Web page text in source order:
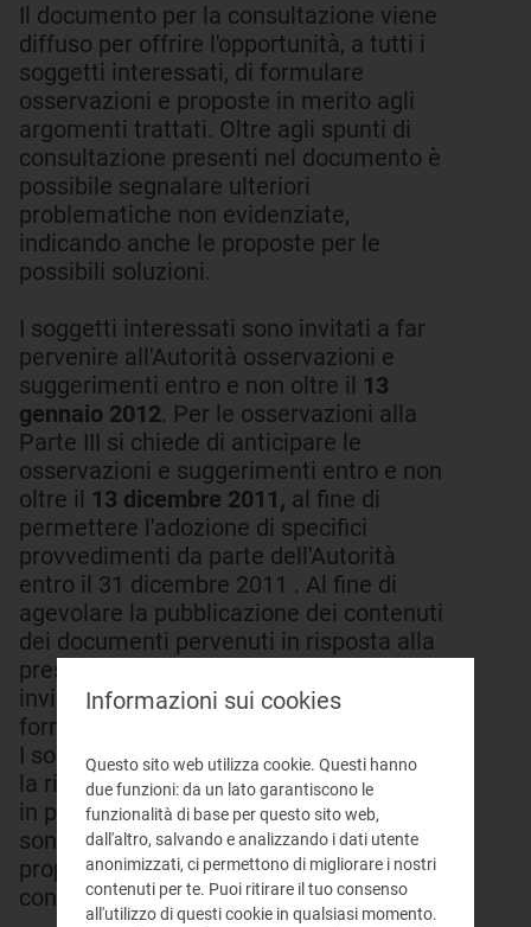
Il documento per la consultazione viene
diffuso per offrire l'opportunità, a tutti i
soggetti interessati, di formulare
osservazioni e proposte in merito agli
argomenti trattati. Oltre agli spunti di
consultazione presenti nel documento è
possibile segnalare ulteriori
problematiche non evidenziate,
indicando anche le proposte per le
possibili soluzioni.
I soggetti interessati sono invitati a far
pervenire all'Autorità osservazioni e
suggerimenti entro e non oltre il 13
gennaio 2012. Per le osservazioni alla
Parte III si chiede di anticipare le
osservazioni e suggerimenti entro e non
oltre il 13 dicembre 2011, al fine di
permettere l'adozione di specifici
provvedimenti da parte dell'Autorità
entro il 31 dicembre 2011 . Al fine di
agevolare la pubblicazione dei contenuti
dei documenti pervenuti in risposta alla
presente consultazione si chiede di
inviare, ove possibile, tali documenti in
formato elettronico.
I soggetti che intendono salvaguardare
la riservatezza o la segretezza, in tutto o
in parte, della documentazione inviata
sono tenuti a indicare quali parti della
propria documentazione sono da
considerare riservate.
Informazioni sui cookies
Questo sito web utilizza cookie. Questi hanno
due funzioni: da un lato garantiscono le
funzionalità di base per questo sito web,
dall'altro, salvando e analizzando i dati utente
anonimizzati, ci permettono di migliorare i nostri
contenuti per te. Puoi ritirare il tuo consenso
all'utilizzo di questi cookie in qualsiasi momento.